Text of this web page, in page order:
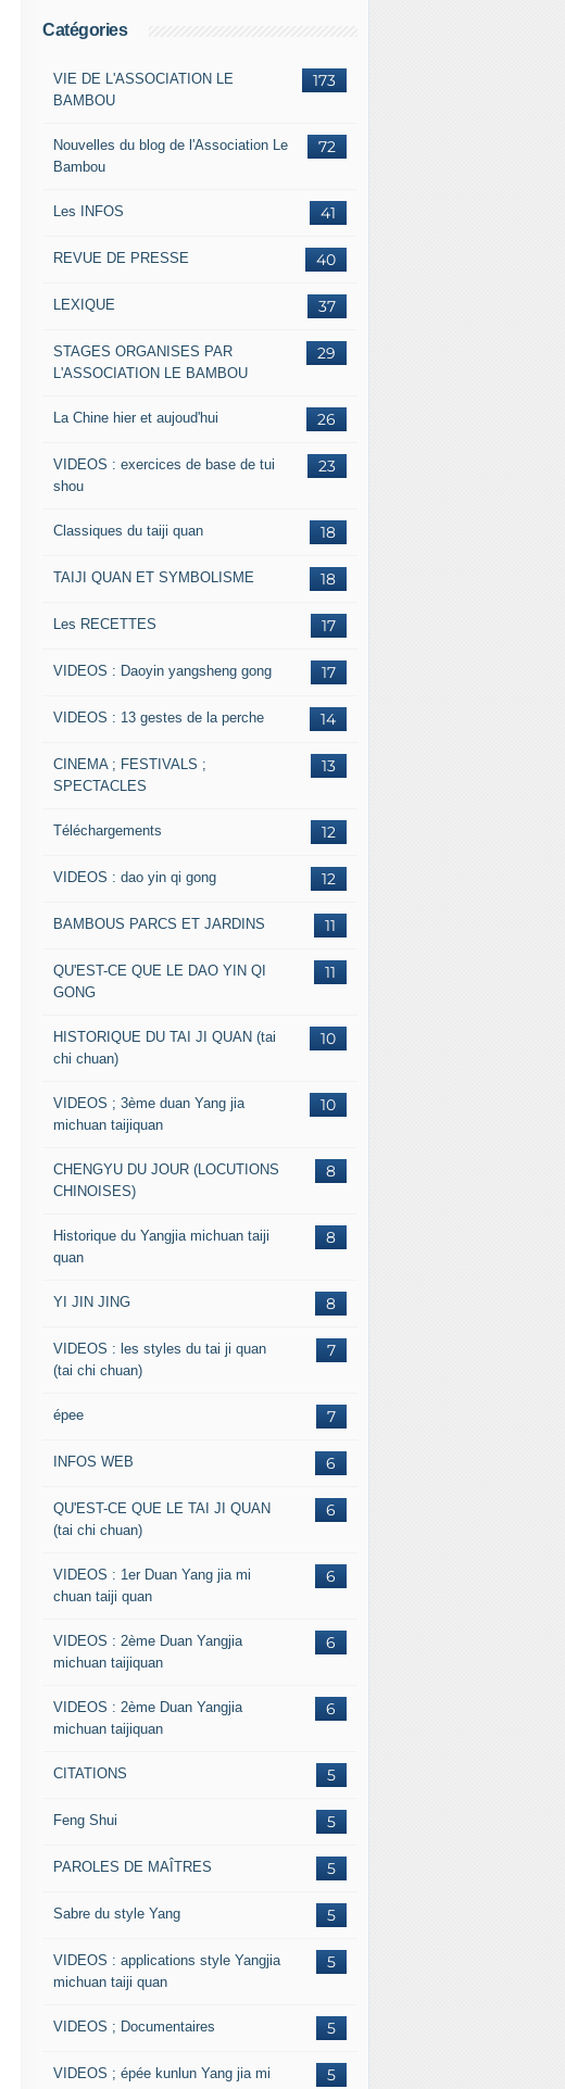
Catégories
173
VIE DE L'ASSOCIATION LE
BAMBOU
72
Nouvelles du blog de l'Association Le
Bambou
41
Les INFOS
40
REVUE DE PRESSE
37
LEXIQUE
29
STAGES ORGANISES PAR
L'ASSOCIATION LE BAMBOU
26
La Chine hier et aujoud'hui
23
VIDEOS : exercices de base de tui
shou
18
Classiques du taiji quan
18
TAIJI QUAN ET SYMBOLISME
17
Les RECETTES
17
VIDEOS : Daoyin yangsheng gong
14
VIDEOS : 13 gestes de la perche
13
CINEMA ; FESTIVALS ;
SPECTACLES
12
Téléchargements
12
VIDEOS : dao yin qi gong
11
BAMBOUS PARCS ET JARDINS
11
QU'EST-CE QUE LE DAO YIN QI
GONG
10
HISTORIQUE DU TAI JI QUAN (tai
chi chuan)
10
VIDEOS ; 3ème duan Yang jia
michuan taijiquan
8
CHENGYU DU JOUR (LOCUTIONS
CHINOISES)
8
Historique du Yangjia michuan taiji
quan
8
YI JIN JING
7
VIDEOS : les styles du tai ji quan
(tai chi chuan)
7
épee
6
INFOS WEB
6
QU'EST-CE QUE LE TAI JI QUAN
(tai chi chuan)
6
VIDEOS : 1er Duan Yang jia mi
chuan taiji quan
6
VIDEOS : 2ème Duan Yangjia
michuan taijiquan
6
VIDEOS : 2ème Duan Yangjia
michuan taijiquan
5
CITATIONS
5
Feng Shui
5
PAROLES DE MAÎTRES
5
Sabre du style Yang
5
VIDEOS : applications style Yangjia
michuan taiji quan
5
VIDEOS ; Documentaires
5
VIDEOS ; épée kunlun Yang jia mi